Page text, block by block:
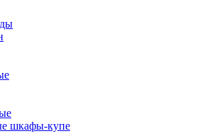
шкафы-купе